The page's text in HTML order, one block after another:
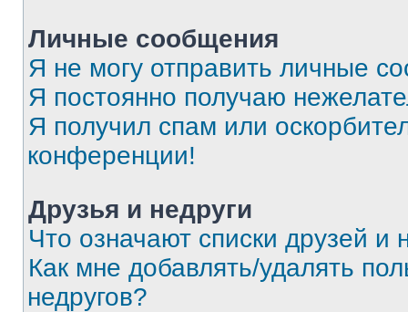
Личные сообщения
Я не могу отправить личные
Я постоянно получаю
Я получил спам или
конференции!
Друзья и недруги
Что означают списки друзей и
Как мне добавлять/удалять
недругов?